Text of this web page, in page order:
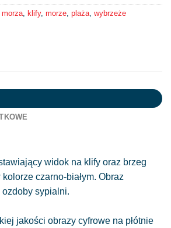
morza klify, morze plaża wybrzeże
widok na klify oraz brzeg
czarno-białym. Obraz
sypialni.
jakości obrazy cyfrowe na płótnie